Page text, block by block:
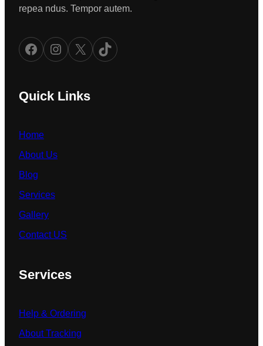
repea ndus. Tempor autem.
Facebook Instagram X TikTok
Quick Links
Home
About Us
Blog
Services
Gallery
Contact US
Services
Help & Ordering
About Tracking